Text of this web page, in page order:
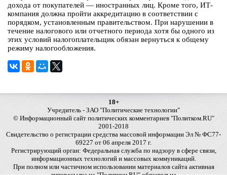
дохода от покупателей — иностранных лиц. Кроме того, ИТ-
компания должна пройти аккредитацию в соответствии с
порядком, установленным правительством. При нарушении в
течение налогового или отчетного периода хотя бы одного из
этих условий налогоплательщик обязан вернуться к общему
режиму налогообложения.
18+
Учредитель - ЗАО "Политические технологии"
© Информационный сайт политических комментариев "Политком.RU"
2001-2018
Свидетельство о регистрации средства массовой информации Эл № ФС77-
69227 от 06 апреля 2017 г.
Регистрирующий орган: Федеральная служба по надзору в сфере связи,
информационных технологий и массовых коммуникаций.
При полном или частичном использовании материалов сайта активная